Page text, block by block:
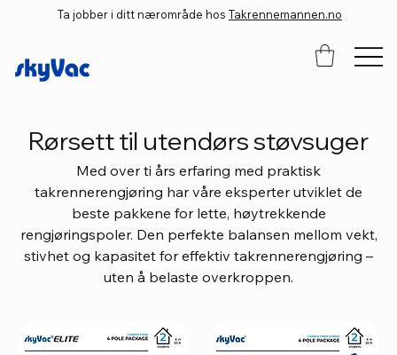
Ta jobber i ditt nærområde hos Takrennemannen.no
Rørsett til utendørs støvsuger
Med over ti års erfaring med praktisk
takrennerengjøring har våre eksperter utviklet de
beste pakkene for lette, høytrekkende
rengjøringspoler. Den perfekte balansen mellom vekt,
stivhet og kapasitet for effektiv takrennerengjøring –
uten å belaste overkroppen.